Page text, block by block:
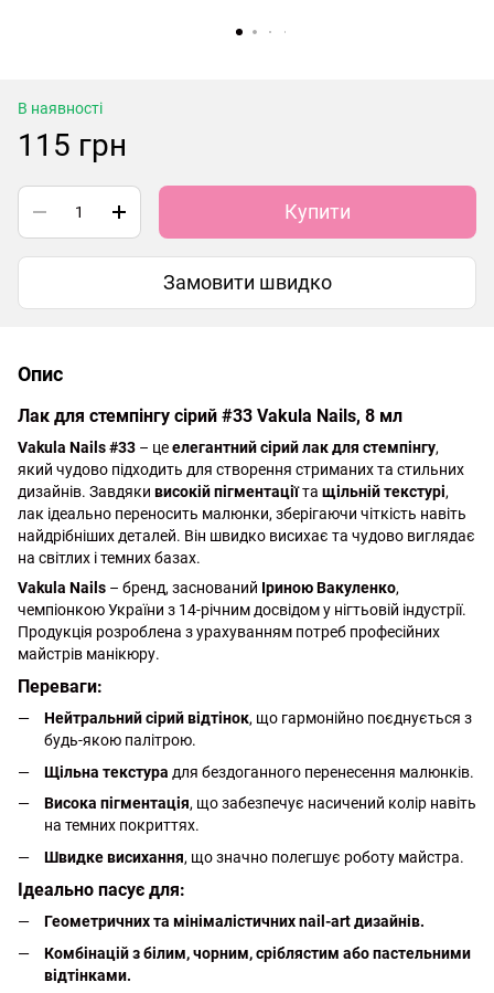
В наявності
115 грн
Купити
Замовити швидко
Опис
Лак для стемпінгу сірий #33 Vakula Nails, 8 мл
Vakula Nails #33 – цеелегантний сірий лак для стемпінгу,
який чудово підходить для створення стриманих та стильних
дизайнів. Завдяки високій пігментаціїта щільній текстурі,
лак ідеально переносить малюнки, зберігаючи чіткість навіть
найдрібніших деталей. Він швидко висихає та чудово виглядає
на світлих і темних базах.
Vakula Nails – бренд, заснований Іриною Вакуленко,
чемпіонкою України з 14-річним досвідом у нігтьовій індустрії.
Продукція розроблена з урахуванням потреб професійних
майстрів манікюру.
Переваги:
Нейтральний сірий відтінок, що гармонійно поєднується з
будь-якою палітрою.
Щільна текстура для бездоганного перенесення малюнків.
Висока пігментація, що забезпечує насичений колір навіть
на темних покриттях.
Швидке висихання, що значно полегшує роботу майстра.
Ідеально пасує для:
Геометричних та мінімалістичних nail-art дизайнів.
Комбінацій з білим, чорним, сріблястим або пастельними
відтінками.